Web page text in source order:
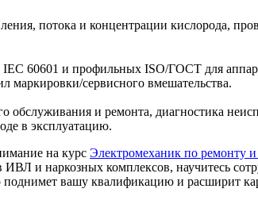
потока и концентрации кислорода,
60601 и профильных ISO/ГОСТ для
маркировки/сервисного вмешательства.
и ремонта, диагностика
в эксплуатацию.
на курс Электромеханик по ремонту
и наркозных комплексов, научитесь
поднимет вашу квалификацию и расширит